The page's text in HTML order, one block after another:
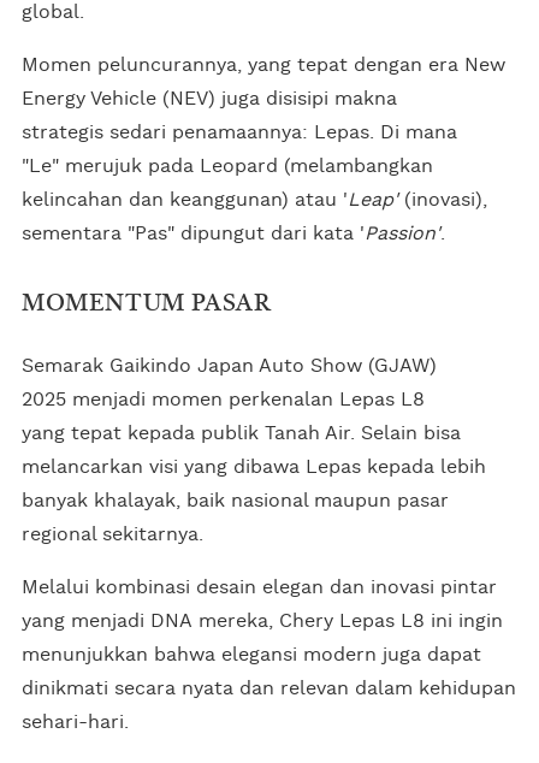
global.
Momen peluncurannya, yang tepat dengan era New
Energy Vehicle (NEV) juga disisipi makna
strategis sedari penamaannya: Lepas. Di mana
"Le" merujuk pada Leopard (melambangkan
kelincahan dan keanggunan) atau 'Leap'(inovasi),
sementara "Pas" dipungut dari kata 'Passion'.
MOMENTUM PASAR
Semarak Gaikindo Japan Auto Show (GJAW)
2025 menjadi momen perkenalan Lepas L8
yang tepat kepada publik Tanah Air. Selain bisa
melancarkan visi yang dibawa Lepas kepada lebih
banyak khalayak, baik nasional maupun pasar
regional sekitarnya.
Melalui kombinasi desain elegan dan inovasi pintar
yang menjadi DNA mereka, Chery Lepas L8 ini ingin
menunjukkan bahwa elegansi modern juga dapat
dinikmati secara nyata dan relevan dalam kehidupan
sehari-hari.